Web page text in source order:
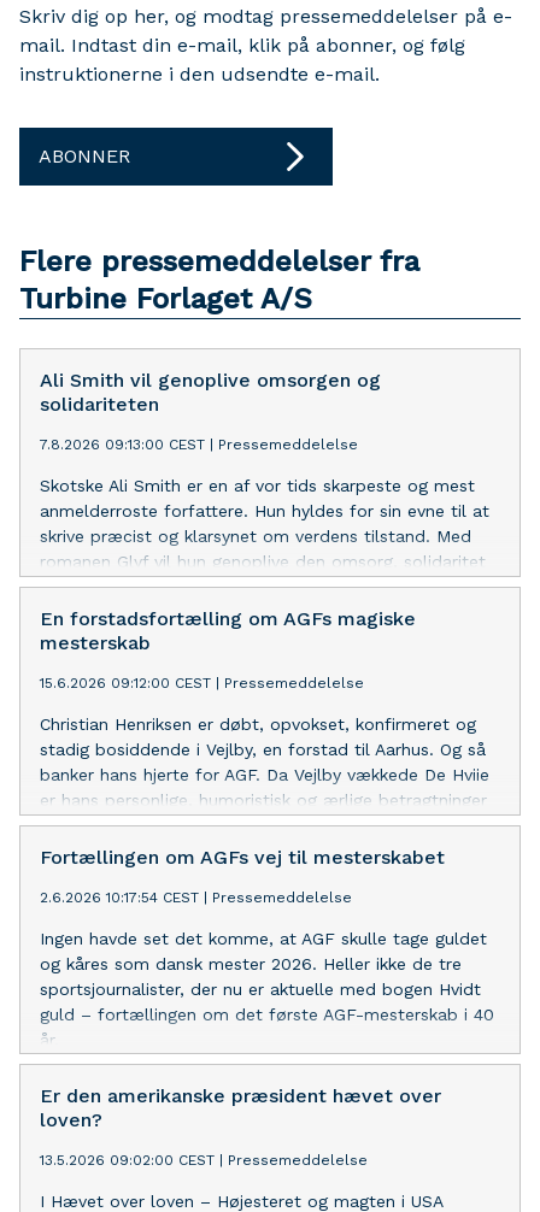
Skriv dig op her, og modtag pressemeddelelser på e-
mail. Indtast din e-mail, klik på abonner, og følg
instruktionerne i den udsendte e-mail.
ABONNER
Flere pressemeddelelser fra
Turbine Forlaget A/S
Ali Smith vil genoplive omsorgen og
solidariteten
7.8.2026 09:13:00 CEST Pressemeddelelse
Skotske Ali Smith er en af vor tids skarpeste og mest
anmelderroste forfattere. Hun hyldes for sin evne til at
skrive præcist og klarsynet om verdens tilstand. Med
romanen Glyf vil hun genoplive den omsorg, solidaritet
og åbenhed, der er hårdt brug for i en splittet og brutal
tid.
En forstadsfortælling om AGFs magiske
mesterskab
15.6.2026 09:12:00 CEST Pressemeddelelse
Christian Henriksen er døbt, opvokset, konfirmeret og
stadig bosiddende i Vejlby, en forstad til Aarhus. Og så
banker hans hjerte for AGF. Da Vejlby vækkede De Hviie
er hans personlige, humoristisk og ærlige betragtninger
om det magiske mesterskab, der blev vundet på det
stadion, hvor han selv har spillet.
Fortællingen om AGFs vej til mesterskabet
2.6.2026 10:17:54 CEST Pressemeddelelse
Ingen havde set det komme, at AGF skulle tage guldet
og kåres som dansk mester 2026. Heller ikke de tre
sportsjournalister, der nu er aktuelle med bogen Hvidt
guld – fortællingen om det første AGF-mesterskab i 40
år.
Er den amerikanske præsident hævet over
loven?
13.5.2026 09:02:00 CEST Pressemeddelelse
I Hævet over loven – Højesteret og magten i USA